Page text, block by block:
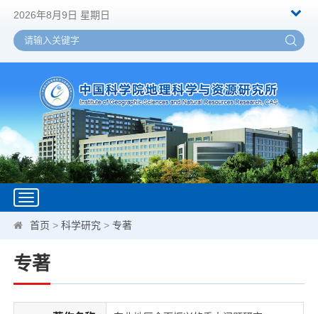
2026年8月9日 星期日
Toggle
navigation
首页 >科学研究 >专著
专著